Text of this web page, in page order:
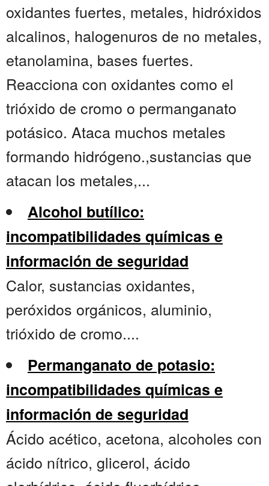
oxidantes fuertes, metales, hidróxidos
alcalinos, halogenuros de no metales,
etanolamina, bases fuertes.
Reacciona con oxidantes como el
trióxido de cromo o permanganato
potásico. Ataca muchos metales
formando hidrógeno.,sustancias que
atacan los metales,...
Alcohol butílico:
incompatibilidades químicas e
información de seguridad
Calor, sustancias oxidantes,
peróxidos orgánicos, aluminio,
trióxido de cromo....
Permanganato de potasio:
incompatibilidades químicas e
información de seguridad
Ácido acético, acetona, alcoholes con
ácido nítrico, glicerol, ácido